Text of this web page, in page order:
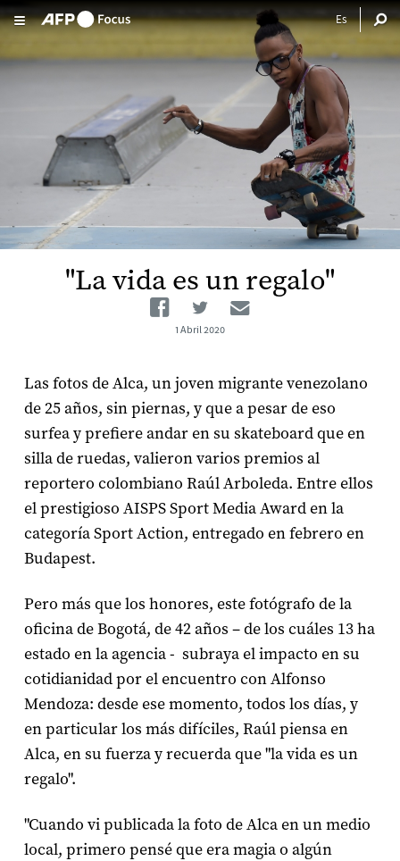
Pasar al contenido principal
"La vida es un regalo"
Facebook
TwitterEmail
1 Abril 2020
Las fotos de Alca, un joven migrante venezolano
de 25 años, sin piernas, y que a pesar de eso
surfea y prefiere andar en su skateboard que en
silla de ruedas, valieron varios premios al
reportero colombiano Raúl Arboleda. Entre ellos
el prestigioso AISPS Sport Media Award en la
categoría Sport Action, entregado en febrero en
Budapest.
Pero más que los honores, este fotógrafo de la
oficina de Bogotá, de 42 años – de los cuáles 13 ha
estado en la agencia - subraya el impacto en su
cotidianidad por el encuentro con Alfonso
Mendoza: desde ese momento, todos los días, y
en particular los más difíciles, Raúl piensa en
Alca, en su fuerza y recuerda que "la vida es un
regalo".
"Cuando vi publicada la foto de Alca en un medio
local, primero pensé que era magia o algún